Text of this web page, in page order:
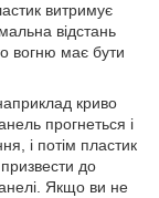
витримує
відстань
вогню має бути
криво
прогнеться і
і потім пластик
до
Якщо ви не